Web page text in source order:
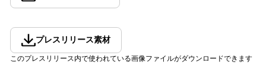
プレスリリース素材
このプレスリリース内で使われている画像ファイルがダウンロードできます